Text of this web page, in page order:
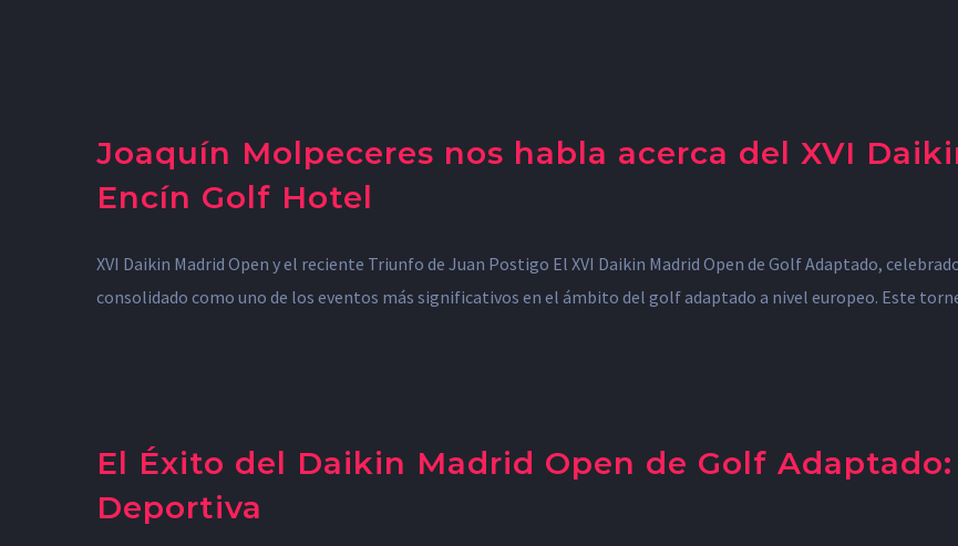
Joaquín Molpeceres nos habla acerca del XVI
Encín Golf Hotel
XVI Daikin Madrid Open y el reciente Triunfo de Juan Postigo El XVI Daikin Madrid Open de Golf Adaptado,
consolidado como uno de los eventos más significativos en el ámbito del golf adaptado a nivel europeo. Este
El Éxito del Daikin Madrid Open de Golf
Deportiva